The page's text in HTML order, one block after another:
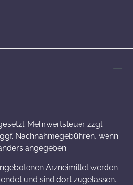
Mehrwertsteuer zzgl.
Nachnahmegebühren, wenn
angegeben.
Arzneimittel werden
und sind dort zugelassen.